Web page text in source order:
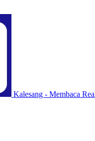
Kalesang - Membaca